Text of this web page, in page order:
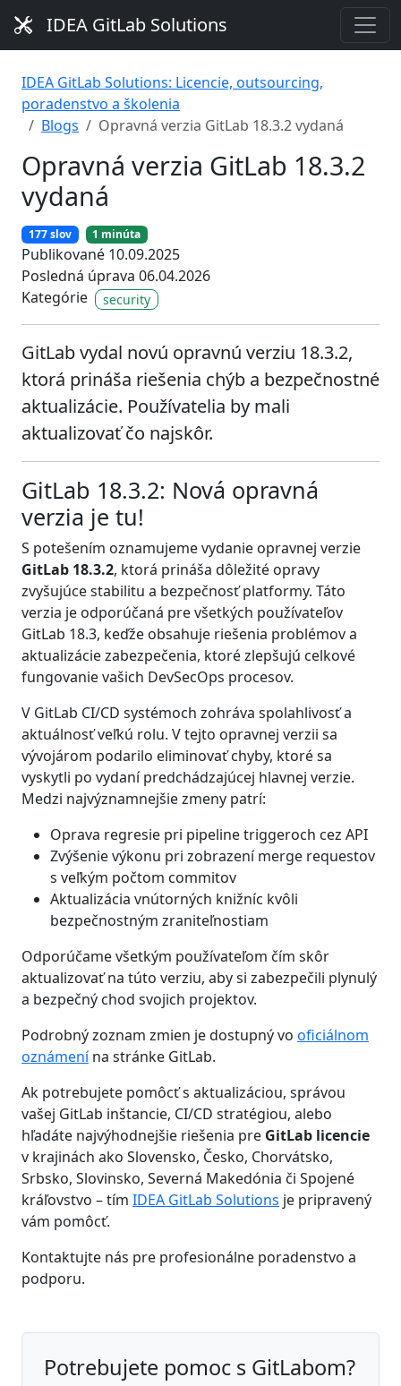
IDEA GitLab Solutions
IDEA GitLab Solutions: Licencie, outsourcing,
poradenstvo a školenia
Blogs
Opravná verzia GitLab 18.3.2 vydaná
Opravná verzia GitLab 18.3.2
vydaná
177 slov 1 minúta
Publikované 10.09.2025
Posledná úprava 06.04.2026
Kategórie
security
GitLab vydal novú opravnú verziu 18.3.2,
ktorá prináša riešenia chýb a bezpečnostné
aktualizácie. Používatelia by mali
aktualizovať čo najskôr.
GitLab 18.3.2: Nová opravná
verzia je tu!
S potešením oznamujeme vydanie opravnej verzie
GitLab 18.3.2, ktorá prináša dôležité opravy
zvyšujúce stabilitu a bezpečnosť platformy. Táto
verzia je odporúčaná pre všetkých používateľov
GitLab 18.3, keďže obsahuje riešenia problémov a
aktualizácie zabezpečenia, ktoré zlepšujú celkové
fungovanie vašich DevSecOps procesov.
V GitLab CI/CD systémoch zohráva spolahlivosť a
aktuálnosť veľkú rolu. V tejto opravnej verzii sa
vývojárom podarilo eliminovať chyby, ktoré sa
vyskytli po vydaní predchádzajúcej hlavnej verzie.
Medzi najvýznamnejšie zmeny patrí:
Oprava regresie pri pipeline triggeroch cez API
Zvýšenie výkonu pri zobrazení merge requestov
s veľkým počtom commitov
Aktualizácia vnútorných knižníc kvôli
bezpečnostným zraniteľnostiam
Odporúčame všetkým používateľom čím skôr
aktualizovať na túto verziu, aby si zabezpečili plynulý
a bezpečný chod svojich projektov.
Podrobný zoznam zmien je dostupný vo oficiálnom
oznámenína stránke GitLab.
Ak potrebujete pomôcť s aktualizáciou, správou
vašej GitLab inštancie, CI/CD stratégiou, alebo
hľadáte najvýhodnejšie riešenia pre GitLab licencie
v krajinách ako Slovensko, Česko, Chorvátsko,
Srbsko, Slovinsko, Severná Makedónia či Spojené
kráľovstvo – tím IDEA GitLab Solutions je pripravený
vám pomôcť.
Kontaktujte nás pre profesionálne poradenstvo a
podporu.
Potrebujete pomoc s GitLabom?